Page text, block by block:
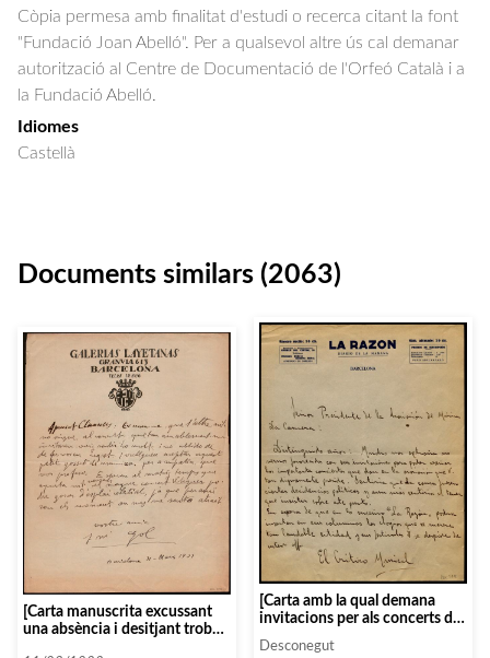
Còpia permesa amb finalitat d'estudi o recerca citant la font
"Fundació Joan Abelló". Per a qualsevol altre ús cal demanar
autorització al Centre de Documentació de l'Orfeó Català i a
la Fundació Abelló.
Idiomes
Castellà
Documents similars (2063)
[Carta manuscrita excussant
una absència i desitjant trobar-
[Carta amb la qual demana
invitacions per als concerts de
Camera]
Desconegut